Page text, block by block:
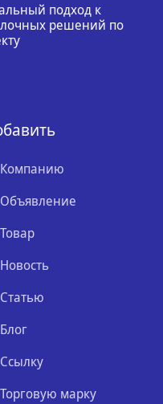
подход к
решений по
Компанию
Объявление
Товар
Новость
Статью
Блог
Ссылку
Торговую марку